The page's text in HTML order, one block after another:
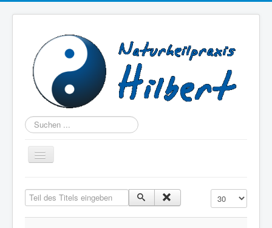
Suchen
Navigation
Über mich
Teil des Titels eingeben Anzeige #